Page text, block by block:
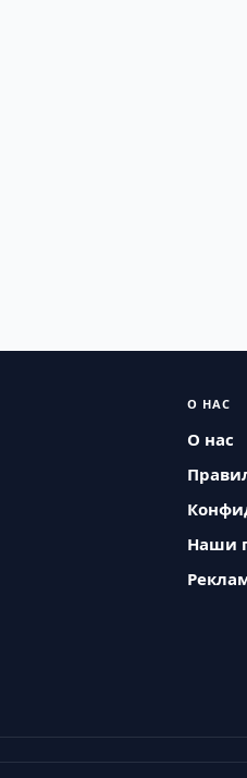
О НАС
О нас
Наши